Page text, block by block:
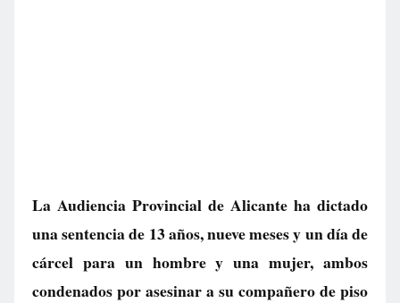
La Audiencia Provincial de Alicante ha dictado
una sentencia de 13 años, nueve meses y un día de
cárcel para un hombre y una mujer, ambos
condenados por asesinar a su compañero de piso